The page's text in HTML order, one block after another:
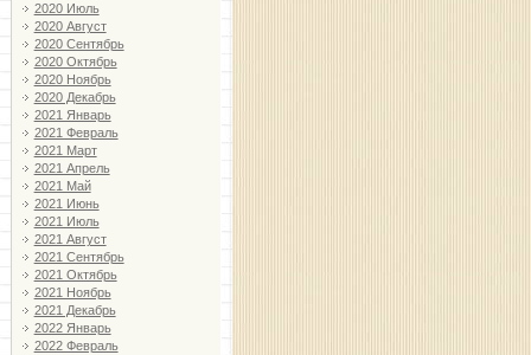
2020 Июль
2020 Август
2020 Сентябрь
2020 Октябрь
2020 Ноябрь
2020 Декабрь
2021 Январь
2021 Февраль
2021 Март
2021 Апрель
2021 Май
2021 Июнь
2021 Июль
2021 Август
2021 Сентябрь
2021 Октябрь
2021 Ноябрь
2021 Декабрь
2022 Январь
2022 Февраль